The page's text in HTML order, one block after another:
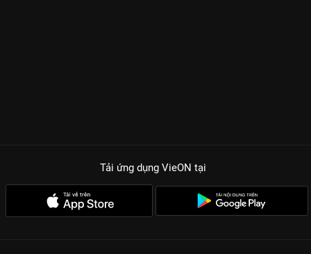
Tải ứng dụng VieON tại